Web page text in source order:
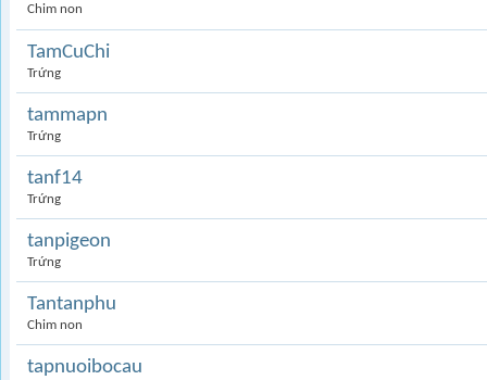
Chim non
TamCuChi
Trứng
tammapn
Trứng
tanf14
Trứng
tanpigeon
Trứng
Tantanphu
Chim non
tapnuoibocau